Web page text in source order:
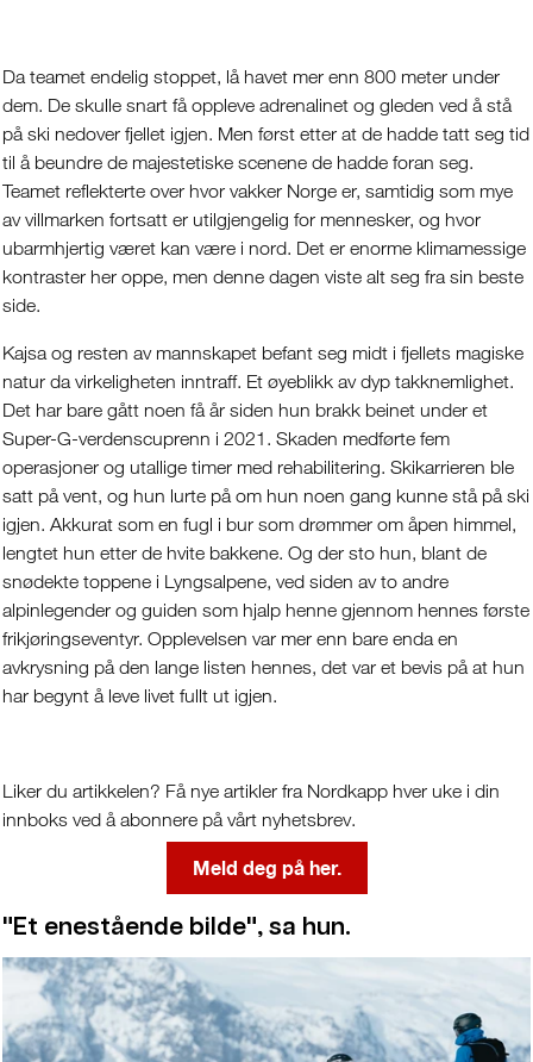
Da teamet endelig stoppet, lå havet mer enn 800 meter under
dem. De skulle snart få oppleve adrenalinet og gleden ved å stå
på ski nedover fjellet igjen. Men først etter at de hadde tatt seg tid
til å beundre de majestetiske scenene de hadde foran seg.
Teamet reflekterte over hvor vakker Norge er, samtidig som mye
av villmarken fortsatt er utilgjengelig for mennesker, og hvor
ubarmhjertig været kan være i nord. Det er enorme klimamessige
kontraster her oppe, men denne dagen viste alt seg fra sin beste
side.
Kajsa og resten av mannskapet befant seg midt i fjellets magiske
natur da virkeligheten inntraff. Et øyeblikk av dyp takknemlighet.
Det har bare gått noen få år siden hun brakk beinet under et
Super-G-verdenscuprenn i 2021. Skaden medførte fem
operasjoner og utallige timer med rehabilitering. Skikarrieren ble
satt på vent, og hun lurte på om hun noen gang kunne stå på ski
igjen. Akkurat som en fugl i bur som drømmer om åpen himmel,
lengtet hun etter de hvite bakkene. Og der sto hun, blant de
snødekte toppene i Lyngsalpene, ved siden av to andre
alpinlegender og guiden som hjalp henne gjennom hennes første
frikjøringseventyr. Opplevelsen var mer enn bare enda en
avkrysning på den lange listen hennes, det var et bevis på at hun
har begynt å leve livet fullt ut igjen.
Liker du artikkelen? Få nye artikler fra Nordkapp hver uke i din
innboks ved å abonnere på vårt nyhetsbrev.
Meld deg på her.
"Et enestående bilde", sa hun.